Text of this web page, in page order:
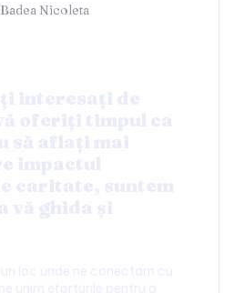
Badea Nicoleta